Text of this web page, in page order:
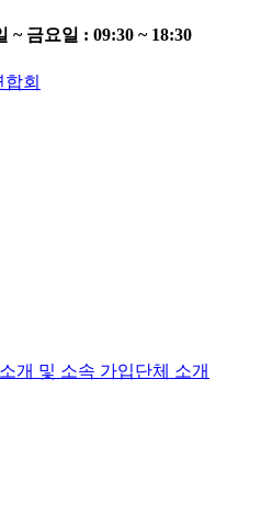
~ 금요일 : 09:30 ~ 18:30
개 및 소속 가입단체 소개